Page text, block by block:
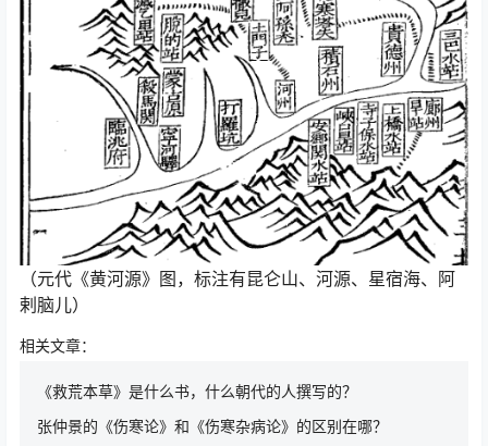
（元代《黄河源》图，标注有昆仑山、河源、星宿海、阿
剌脑儿）
相关文章：
《救荒本草》是什么书，什么朝代的人撰写的？
张仲景的《伤寒论》和《伤寒杂病论》的区别在哪？